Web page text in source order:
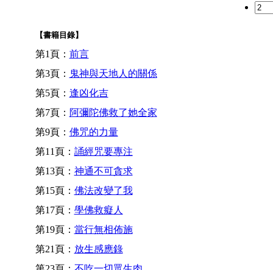
【書籍目錄】
第1頁： 前言
第3頁： 鬼神與天地人的關係
第5頁： 逢凶化吉
第7頁： 阿彌陀佛救了她全家
第9頁： 佛咒的力量
第11頁： 誦經咒要專注
第13頁： 神通不可貪求
第15頁： 佛法改變了我
第17頁： 學佛救癡人
第19頁： 當行無相佈施
第21頁： 放生感應錄